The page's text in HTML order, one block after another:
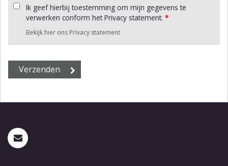
Ik geef hierbij toestemming om mijn gegevens te
verwerken conform het Privacy statement. *
Bekijk hier ons Privacy statement